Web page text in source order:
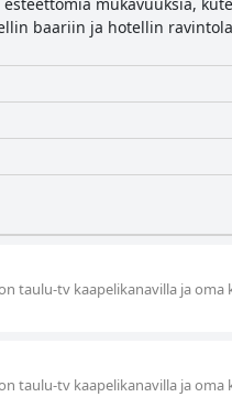
baariin ja hotellin
taulu-tv kaapelikanavilla ja
taulu-tv kaapelikanavilla ja